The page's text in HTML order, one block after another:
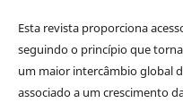
Esta revista proporciona
seguindo o princípio que
um maior intercâmbio global
associado a um crescimento